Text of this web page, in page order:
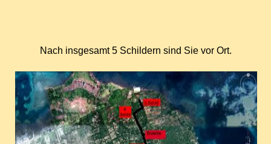
Nach insgesamt 5 Schildern sind Sie vor Ort.